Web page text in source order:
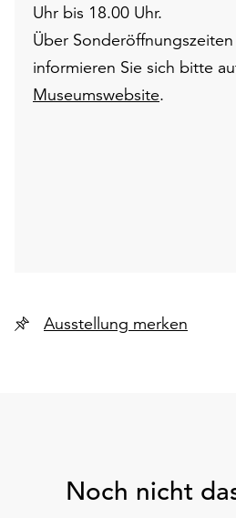
Uhr bis 18.00 Uhr.
Über
informieren Sie sich bitte
Museumswebsite.
Ausstellung merken
Noch nicht